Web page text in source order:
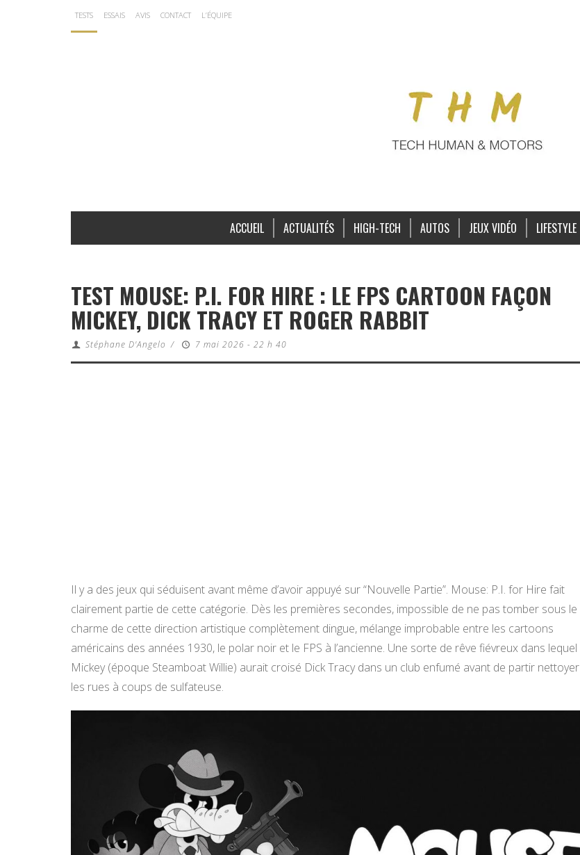
TESTS ESSAIS AVIS CONTACT L’ÉQUIPE
ACCUEIL ACTUALITÉS HIGH-TECH AUTOS JEUX VIDÉO LIFESTYLE
TEST MOUSE: P.I. FOR HIRE : LE FPS CARTOON FAÇON
MICKEY, DICK TRACY ET ROGER RABBIT
Stéphane D'Angelo / 7 mai 2026 - 22 h 40
Il y a des jeux qui séduisent avant même d’avoir appuyé sur “Nouvelle Partie”. Mouse: P.I. for Hire fait
clairement partie de cette catégorie. Dès les premières secondes, impossible de ne pas tomber sous le
charme de cette direction artistique complètement dingue, mélange improbable entre les cartoons
américains des années 1930, le polar noir et le FPS à l’ancienne. Une sorte de rêve fiévreux dans lequel
Mickey (époque Steamboat Willie) aurait croisé Dick Tracy dans un club enfumé avant de partir nettoyer
les rues à coups de sulfateuse.